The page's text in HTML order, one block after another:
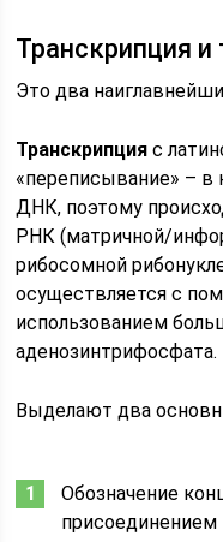
Транскрипция и
Это два
Транскрипция с
«переписывание» – в
ДНК, поэтому
РНК (матричной/
рибосомной
осуществляется с
использованием
аденозинтрифосфата.
Выделают два
Обозначение